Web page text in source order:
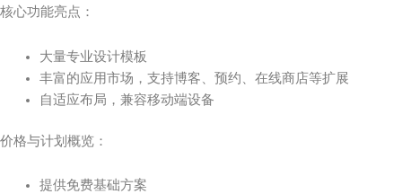
核心功能亮点：
大量专业设计模板
丰富的应用市场，支持博客、预约、在线商店等扩展
自适应布局，兼容移动端设备
价格与计划概览：
提供免费基础方案